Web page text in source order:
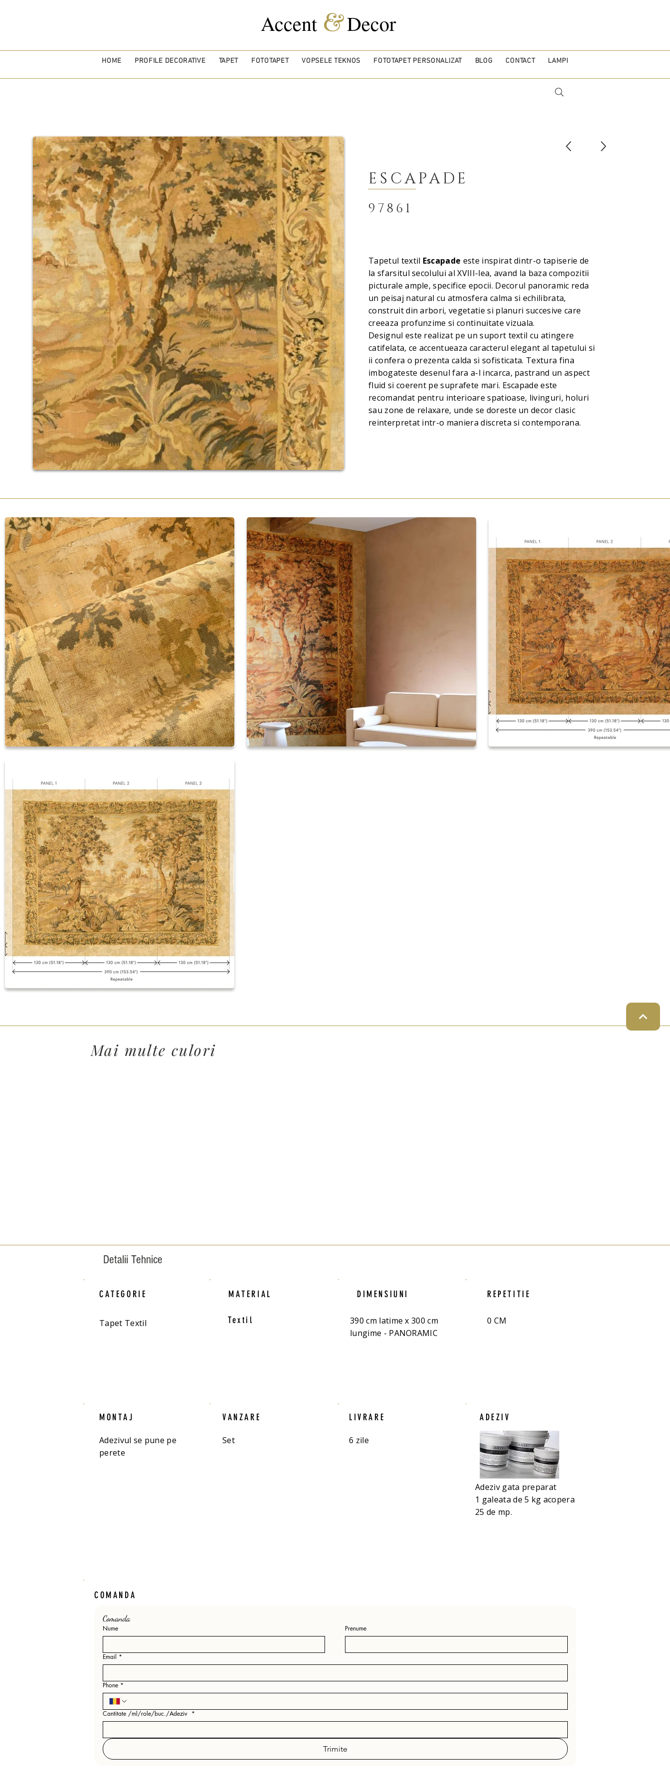
Accent &Decor
HOME PROFILE DECORATIVE TAPET FOTOTAPET VOPSELE TEKNOS FOTOTAPET PERSONALIZAT BLOG CONTACT LAMPI
ESCAPADE
97861
Tapetul textil Escapade este inspirat dintr-o tapiserie de
la sfarsitul secolului al XVIII-lea, avand la baza compozitii
picturale ample, specifice epocii. Decorul panoramic reda
un peisaj natural cu atmosfera calma si echilibrata,
construit din arbori, vegetatie si planuri succesive care
creeaza profunzime si continuitate vizuala.
Designul este realizat pe un suport textil cu atingere
catifelata, ce accentueaza caracterul elegant al tapetului si
ii confera o prezenta calda si sofisticata. Textura fina
imbogateste desenul fara a-l incarca, pastrand un aspect
fluid si coerent pe suprafete mari. Escapade este
recomandat pentru interioare spatioase, livinguri, holuri
sau zone de relaxare, unde se doreste un decor clasic
reinterpretat intr-o maniera discreta si contemporana.
Mai multe culori
Detalii Tehnice
CATEGORIE
Tapet Textil
MONTAJ
Adezivul se pune pe
perete
MATERIAL
Textil
VANZARE
Set
DIMENSIUNI
390 cm latime x 300 cm
lungime - PANORAMIC
LIVRARE
6 zile
REPETITIE
0 CM
ADEZIV
Adeziv gata preparat
1 galeata de 5 kg acopera
25 de mp.
COMANDA
Comanda
Nume Prenume
Email *
Phone *
Cantitate /ml/role/buc./Adeziv *
Trimite